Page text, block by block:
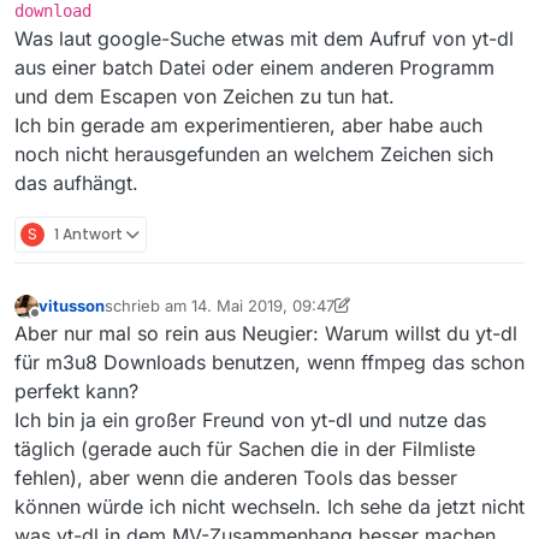
( ^^^Das muß man starten durch einen Download einer
.m3u8-URL, versteht sich!)
=> so geht’s nicht; aber ` /usr/bin/cal
dem Programmaufruf ins Terminal speichert mir den
/usr/local/bin/youtube-dl --hls-prefer-
ffmpeg --continue --no-part
worldwide/2019-05-08_1920_sd_23_Helfen-mit-
ist.m3u8" --output
"/Users/ich/Desktop/TEMP/Helfen mit Herz
(H) ORF.mp4"
Versionen und Pfaden als den mitgelieferten (vlc habe
ich nicht probiert), ich nutze z.B.
/usr/local/bin/ffmpeg
=> Gibt es da eine Filter der nur ffmpeg, flvstream und
vlc erlaubt? :loudly_crying_face: :loudly_crying_face:
Oder gibt es einen kleinen Krabbler zu zermatschen?
:lady_beetle: :hammer: :lady_beetle: :hammer:
:lady_beetle: :hammer:
<träum> Wenn Programm und Schalter zu einem
großen Textfeld verschmölzen und jedes Utility
aufgerufen werden kann… So ein "youtube-dl … %f -o
“**” -exec
machen… </träum>
download
Was laut google-Suche etwas mit dem Aufruf von yt-dl
aus einer batch Datei oder einem anderen Programm
und dem Escapen von Zeichen zu tun hat.
Ich bin gerade am experimentieren, aber habe auch
noch nicht herausgefunden an welchem Zeichen sich
das aufhängt.
S 1 Antwort
Offline
vitussonschrieb am 14. Mai 2019, 09:47
zuletzt editiert von vitusson
Aber nur mal so rein aus Neugier: Warum willst du yt-dl
für m3u8 Downloads benutzen, wenn ffmpeg das schon
perfekt kann?
Ich bin ja ein großer Freund von yt-dl und nutze das
täglich (gerade auch für Sachen die in der Filmliste
fehlen), aber wenn die anderen Tools das besser
können würde ich nicht wechseln. Ich sehe da jetzt nicht